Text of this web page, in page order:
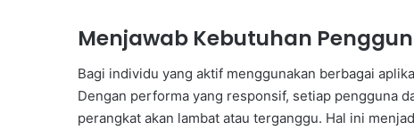
Menjawab Kebutuhan
Bagi individu yang aktif menggunakan berbagai
Dengan performa yang responsif, setiap pengguna
perangkat akan lambat atau terganggu. Hal ini